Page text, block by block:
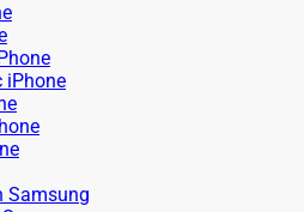
iPhone
Samsung